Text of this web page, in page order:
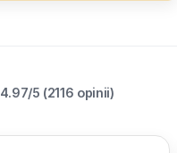
4.97/5 (2116 opinii)